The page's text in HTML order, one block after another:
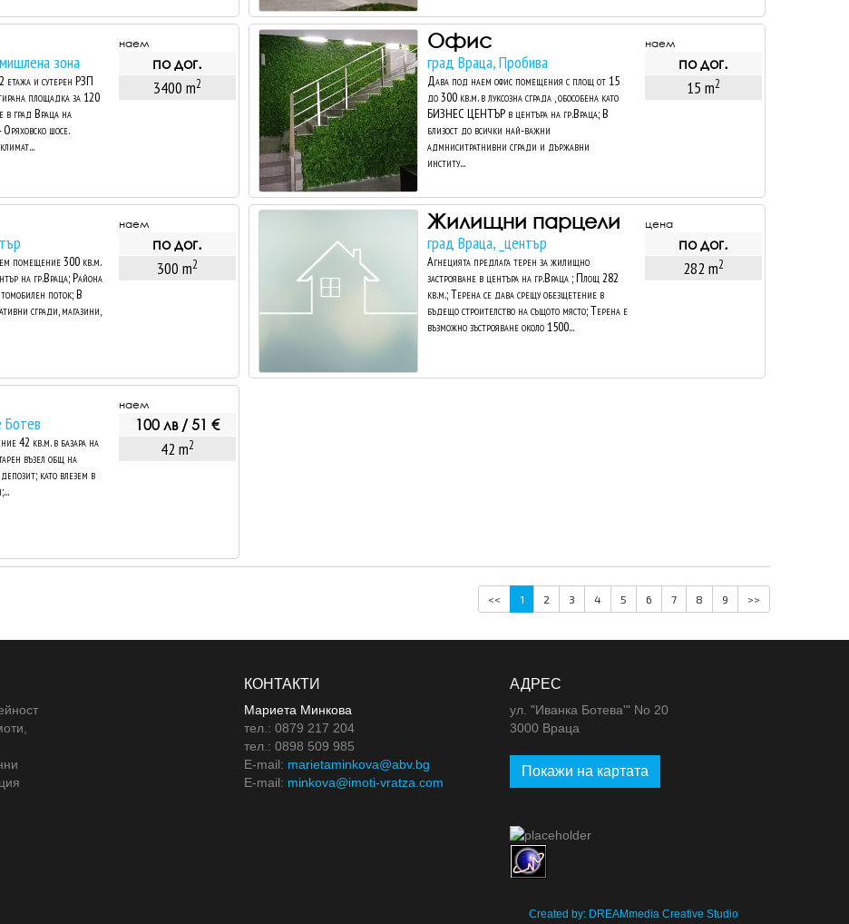
зона
етажа и сутерен РЗП
площадка за 120
в град Враца на
шосе.
наем
по дог.
3400 m2
Офис
град Враца, Пробива
Дава под наем офис помещения с площ от 15
до 300 кв.м. в луксозна сграда , обособена като
БИЗНЕС ЦЕНТЪР в центъра на гр.Враца; В
близост до всички най-важни
адмниситратнивни сгради и държавни
институ...
наем
по дог.
15 m2
помещение 300 кв.м.
на гр.Враца; Района
поток; В
сгради, магазини,
наем
по дог.
300 m2
Жилищни парцели
град Враца, _център
Агнецията предлага терен за жилищно
застрояване в центъра на гр.Враца ; Площ 282
кв.м.; Терена се дава срещу обезщетение в
бъдещо строителство на същото място; Терена е
възможно зъстрояване около 1500...
цена
по дог.
282 m2
Ботев
42 кв.м. в базара на
възел общ на
като влезем в
наем
100 лв / 51 €
42 m2
<< 1 2 3 4 5 6 7 8 9 >>
КОНТАКТИ
Мариета Минкова
тел.: 0879 217 204
тел.: 0898 509 985
E-mail: marietaminkova@abv.bg
E-mail: minkova@imoti-vratza.com
АДРЕС
ул. "Иванка Ботева'" No 20
3000 Враца
Покажи на картата
Created by: DREAMmedia Creative Studio